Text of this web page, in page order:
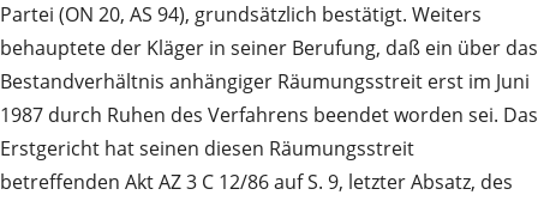
Partei (ON 20, AS 94), grundsätzlich bestätigt. Weiters
behauptete der Kläger in seiner Berufung, daß ein über das
Bestandverhältnis anhängiger Räumungsstreit erst im Juni
1987 durch Ruhen des Verfahrens beendet worden sei. Das
Erstgericht hat seinen diesen Räumungsstreit
betreffenden Akt AZ 3 C 12/86 auf S. 9, letzter Absatz, des